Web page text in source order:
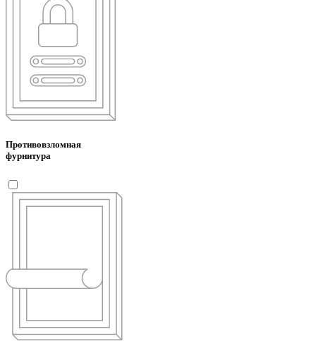
Противовзломная
фурнитура